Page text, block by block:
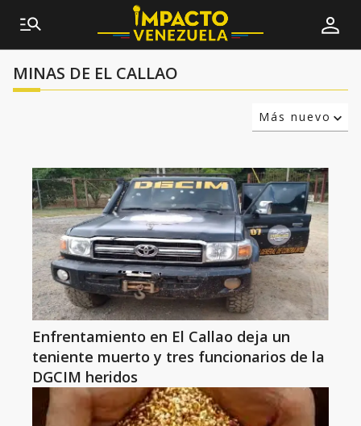
MINAS DE EL CALLAO
Más nuevo
Enfrentamiento en El Callao deja un
teniente muerto y tres funcionarios de la
DGCIM heridos